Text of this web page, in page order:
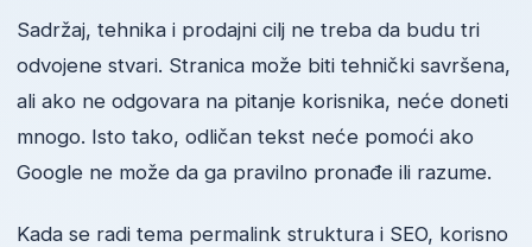
Sadržaj, tehnika i prodajni cilj ne treba da budu tri
odvojene stvari. Stranica može biti tehnički savršena,
ali ako ne odgovara na pitanje korisnika, neće doneti
mnogo. Isto tako, odličan tekst neće pomoći ako
Google ne može da ga pravilno pronađe ili razume.
Kada se radi tema permalink struktura i SEO, korisno